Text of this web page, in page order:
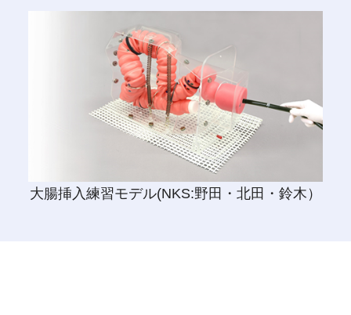
大腸挿入練習モデル(NKS:野田・北田・鈴木）